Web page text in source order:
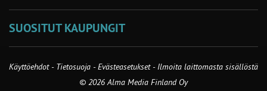
SUOSITUT KAUPUNGIT
Käyttöehdot - Tietosuoja -Evästeasetukset- Ilmoita laittomasta sisällöstä
© 2026 Alma Media Finland Oy